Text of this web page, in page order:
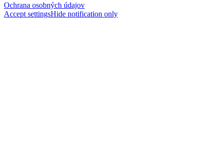
Ochrana osobných údajov
Accept settingsHide notification only